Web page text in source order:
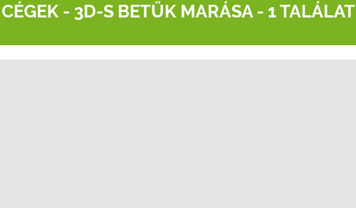
CÉGEK - 3D-S BETŰK MARÁSA- 1 TALÁLAT